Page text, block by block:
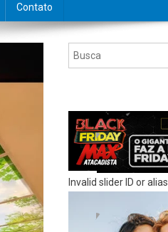
Contato
Pesquisar
Invalid slider ID or alias.